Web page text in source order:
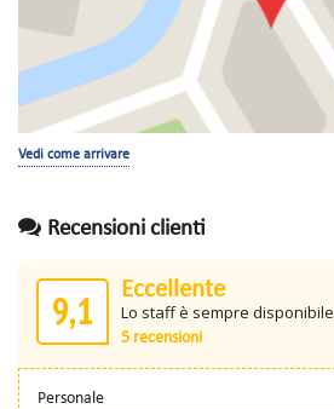
Vedi come arrivare
Recensioni clienti
9,1 Eccellente
Lo staff è sempre disponibile
5 recensioni
Personale